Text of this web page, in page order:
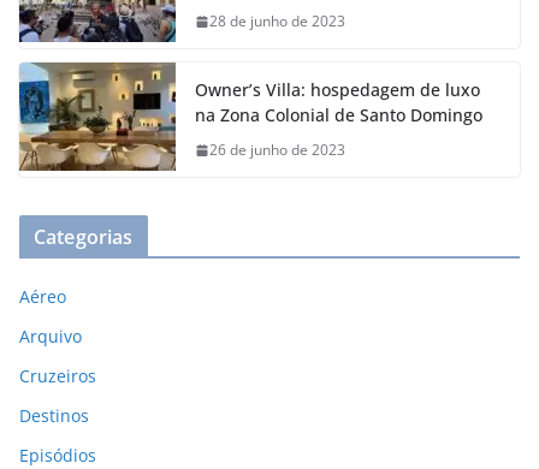
28 de junho de 2023
Owner’s Villa: hospedagem de luxo
na Zona Colonial de Santo Domingo
26 de junho de 2023
Categorias
Aéreo
Arquivo
Cruzeiros
Destinos
Episódios